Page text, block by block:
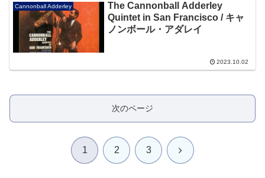
Cannonball Adderley
The Cannonball Adderley
Quintet in San Francisco / キャ
ノンボール・アダレイ
2023.10.02
次のページ
1 2 3 次